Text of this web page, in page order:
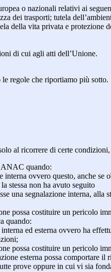
o nazionali relativi ai
dei trasporti; tutela
della vita privata e protezione
di cui agli atti dell’Unione.
le regole che riportiamo più sotto.
al ricorrere di certe
ANAC quando:
ovvero questo, anche
stessa non ha avuto seguito
una segnalazione interna,
possa costituire un pericolo
quando:
ed esterna ovvero ha
possa costituire un pericolo
esterna possa
prove oppure in cui vi sia